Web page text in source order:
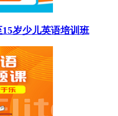
岁少儿英语培训班